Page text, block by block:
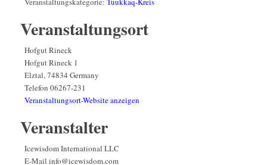
Veranstaltungsort
Hofgut Rineck
Hofgut Rineck 1
Elztal,74834 Germany
Telefon 06267-231
Veranstaltungsort-Website anzeigen
Veranstalter
Icewisdom International LLC
E-Mail info@icewisdom.com